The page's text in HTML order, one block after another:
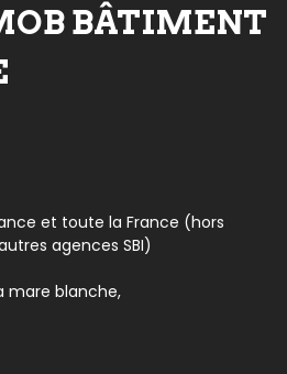
BÂTIMENT
et toute la France (hors
agences SBI)
mare blanche,